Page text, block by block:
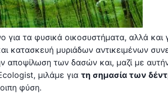
για τα φυσικά οικοσυστήματα, αλλά και
κατασκευή μυριάδων αντικειμένων
αποψίλωση των δασών και, μαζί με
μιλάμε για τη σημασία των
φύση.